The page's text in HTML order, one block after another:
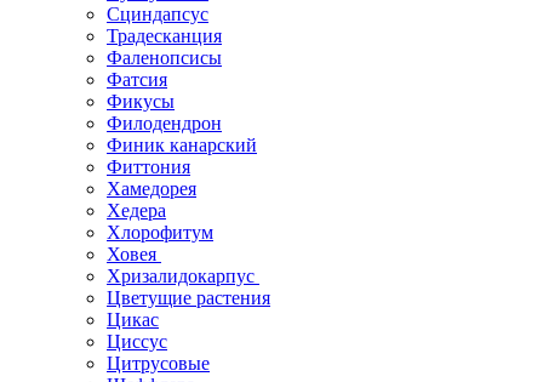
Сциндапсус
Традесканция
Фаленопсисы
Фатсия
Фикусы
Филодендрон
Финик канарский
Фиттония
Хамедорея
Хедера
Хлорофитум
Ховея
Хризалидокарпус
Цветущие растения
Цикас
Циссус
Цитрусовые